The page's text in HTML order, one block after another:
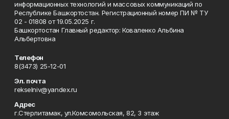
информационных технологий и массовых коммуникаций по
Республике Башкортостан. Регистрационный номер ПИ № ТУ
02 - 01808 от 19.05.2025 г.
Башкортостан Главный редактор: Коваленко Альбина
Альбертовна
Телефон
8(3473) 25-12-01
Эл. почта
rekselniv@yandex.ru
Адрес
г.Стерлитамак, ул.Комсомольская, 82, 3 этаж